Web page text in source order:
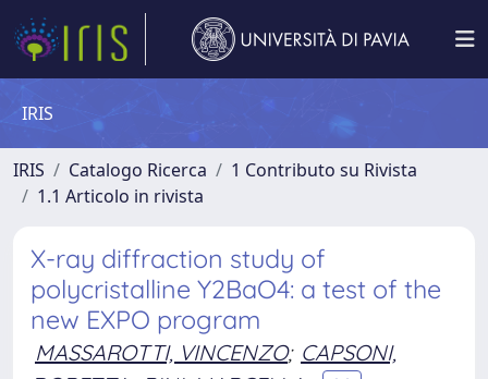
IRIS
IRIS Catalogo Ricerca
1 Contributo su Rivista
1.1 Articolo in rivista
X-ray diffraction study of
polycristalline Y2BaO4: a test of the
new EXPO program
MASSAROTTI, VINCENZO; CAPSONI,